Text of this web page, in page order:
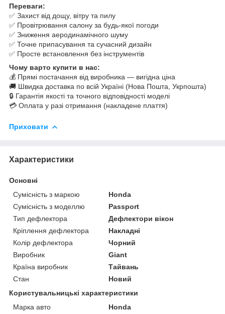
Переваги:
✅ Захист від дощу, вітру та пилу
✅ Провітрювання салону за будь-якої погоди
✅ Зниження аеродинамічного шуму
✅ Точне припасування та сучасний дизайн
✅ Просте встановлення без інструментів
Чому варто купити в нас:
💰 Прямі постачання від виробника — вигідна ціна
🚚 Швидка доставка по всій Україні (Нова Пошта, Укрпошта)
🔒 Гарантія якості та точного відповідності моделі
💳 Оплата у разі отримання (накладене плаття)
Приховати
Характеристики
Основні
Сумісність з маркою
Honda
Сумісність з моделлю
Passport
Тип дефлектора
Дефлектори вікон
Кріплення дефлектора
Накладні
Колір дефлектора
Чорний
Виробник
Giant
Країна виробник
Тайвань
Стан
Новий
Користувальницькі характеристики
Марка авто
Honda